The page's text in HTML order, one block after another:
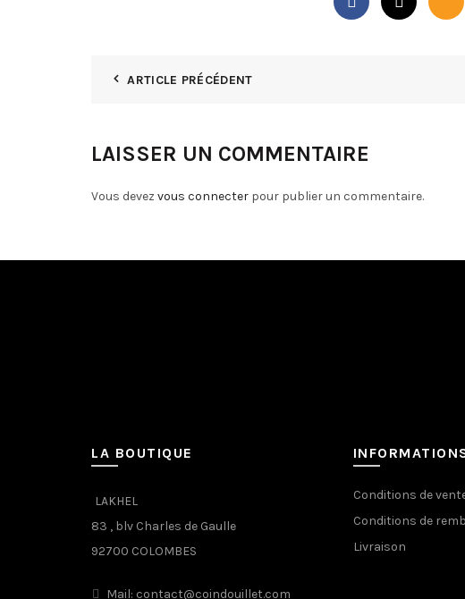
ARTICLE PRÉCÉDENT
LAISSER UN COMMENTAIRE
Vous devez vous connecter pour publier un commentaire.
LA BOUTIQUE
LAKHEL
83 , blv Charles de Gaulle
92700 COLOMBES
Mail: contact@coindouillet.com
Conditions de
Conditions de
Livraison